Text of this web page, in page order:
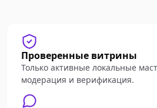
Проверенные витрины
Только активные локальные
модерация и верификация.